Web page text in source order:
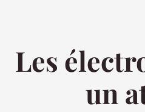
Les
un